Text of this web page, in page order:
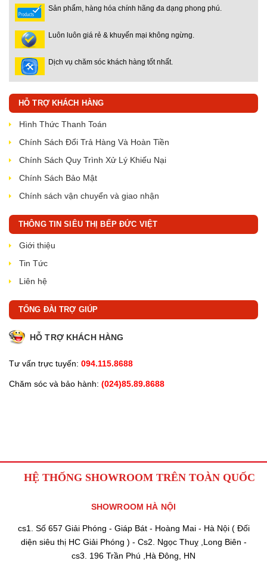
Sản phẩm, hàng hóa chính hãng đa dạng phong phú.
Luôn luôn giá rẻ & khuyến mại không ngừng.
Dịch vụ chăm sóc khách hàng tốt nhất.
HỖ TRỢ KHÁCH HÀNG
Hình Thức Thanh Toán
Chính Sách Đổi Trả Hàng Và Hoàn Tiền
Chính Sách Quy Trình Xử Lý Khiếu Nại
Chính Sách Bảo Mật
Chính sách vận chuyển và giao nhận
THÔNG TIN SIÊU THỊ BẾP ĐỨC VIỆT
Giới thiệu
Tin Tức
Liên hệ
TỔNG ĐÀI TRỢ GIÚP
HỖ TRỢ KHÁCH HÀNG
Tư vấn trực tuyến: 094.115.8688
Chăm sóc và bảo hành: (024)85.89.8688
HỆ THỐNG SHOWROOM TRÊN TOÀN QUỐC
SHOWROOM HÀ NỘI
cs1. Số 657 Giải Phóng - Giáp Bát - Hoàng Mai - Hà Nội ( Đối
diện siêu thị HC Giải Phóng ) - Cs2. Ngọc Thuỵ ,Long Biên -
cs3. 196 Trần Phú ,Hà Đông, HN